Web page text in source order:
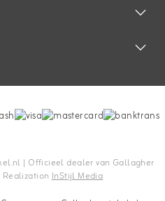
| Officieel dealer van Gallagher
InStijl Media